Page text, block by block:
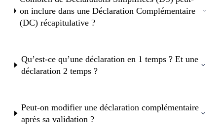
on inclure dans une Déclaration Complémentaire
(DC) récapitulative ?
Qu’est-ce qu’une déclaration en 1 temps ? Et une
déclaration 2 temps ?
Peut-on modifier une déclaration complémentaire
après sa validation ?